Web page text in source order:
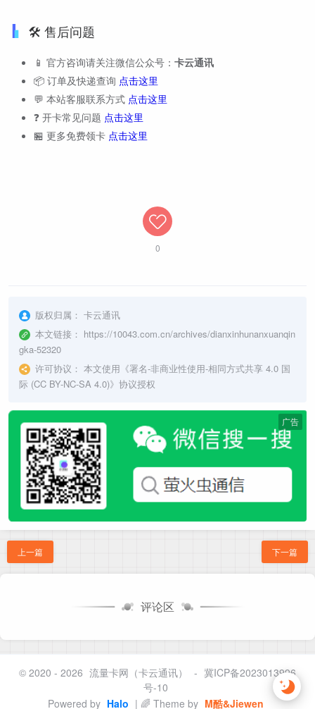
🛠️ 售后问题
📱 官方咨询请关注微信公众号： 卡云通讯
📦 订单及快递查询 点击这里
💬 本站客服联系方式 点击这里
❓ 开卡常见问题 点击这里
🏪 更多免费领卡 点击这里
0
版权归属： 卡云通讯
本文链接： https://10043.com.cn/archives/dianxinhunanxuanqin
gka-52320
许可协议： 本文使用《署名-非商业性使用-相同方式共享 4.0 国
际 (CC BY-NC-SA 4.0)》协议授权
广告
上一篇 下一篇
评论区
© 2020 - 2026 流量卡网（卡云通讯） - 冀ICP备2023013996
号-10
Powered by Halo | 🌈 Theme by M酷&Jiewen